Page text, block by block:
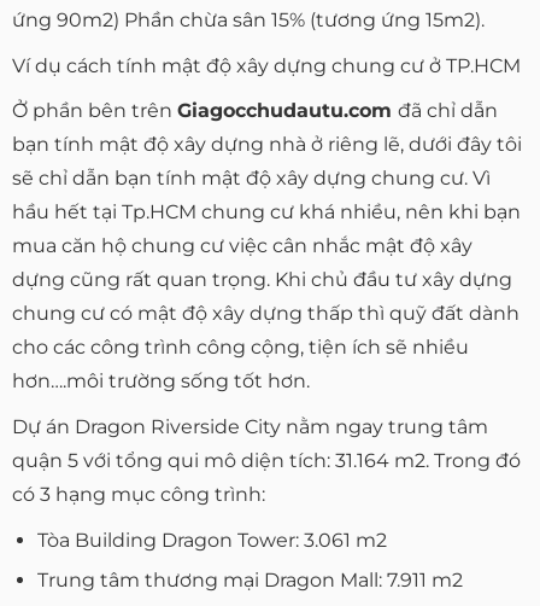
ứng 90m2) Phần chừa sân 15% (tương ứng 15m2).
Ví dụ cách tính mật độ xây dựng chung cư ở TP.HCM
Ở phần bên trên Giagocchudautu.com đã chỉ dẫn
bạn tính mật độ xây dựng nhà ở riêng lẽ, dưới đây tôi
sẽ chỉ dẫn bạn tính mật độ xây dựng chung cư. Vì
hầu hết tại Tp.HCM chung cư khá nhiều, nên khi bạn
mua căn hộ chung cư việc cân nhắc mật độ xây
dựng cũng rất quan trọng. Khi chủ đầu tư xây dựng
chung cư có mật độ xây dựng thấp thì quỹ đất dành
cho các công trình công cộng, tiện ích sẽ nhiều
hơn….môi trường sống tốt hơn.
Dự án Dragon Riverside City nằm ngay trung tâm
quận 5 với tổng qui mô diện tích: 31.164 m2. Trong đó
có 3 hạng mục công trình:
Tòa Building Dragon Tower: 3.061 m2
Trung tâm thương mại Dragon Mall: 7.911 m2